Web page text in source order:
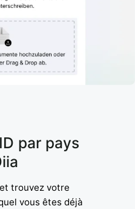
par pays
trouvez votre
vous êtes déjà